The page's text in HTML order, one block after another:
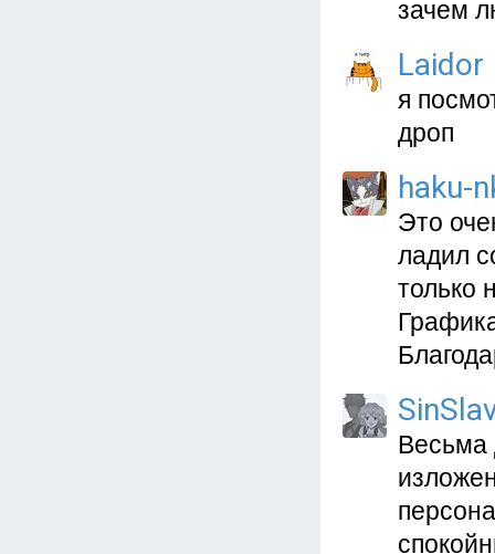
зачем
Laidor
я
дроп
haku-
Это
ладил
только
Весьма